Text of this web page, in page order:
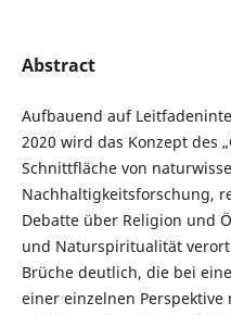
Abstract
Aufbauend auf
2020 wird das Konzept des
Schnittfläche von
Nachhaltigkeitsforschung,
Debatte über Religion und
und Naturspiritualität
Brüche deutlich, die bei
einer einzelnen